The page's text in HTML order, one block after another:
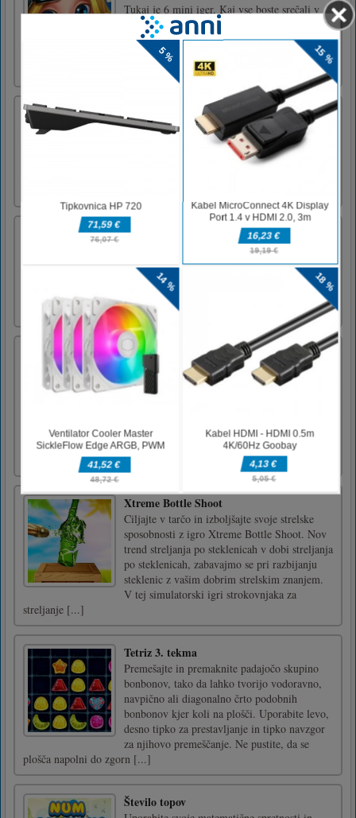
Tukaj je 6 mini iger. Kaj vse boste srečali v
kino centru in katero hrano lahko kupite.
Upam, da se boste lahko zabavali.Miško ali
tapnite za igranje
DOP Draw One Part
Fill in the incomplete figure and restore it to a
complete picture.Tap to draw.
Ubij to
Vi ste pogumni vohun, vaše ciljne naloge so
nevarni agenti in imajo pištole, vse morate
pobiti, pazite, ne ustrelite nedolžnih
pešcev.Premaknite se za cilj in tapnite za strel
Možganska uganka: Zapletene izbire
Brain Puzzle: Tricky Choices je možganska
uganka. Uporabite svoje domiselne možgane,
da rešite vse zapletene možganske uganke,
raven.Na računalniku kliknite ali povlecite
ciljne predmete za predvajanje. Na mobilnem
telefonu kliknite ali po [...]
Xtreme Bottle Shoot
Ciljajte v tarčo in izboljšajte svoje strelske
sposobnosti z igro Xtreme Bottle Shoot. Nov
trend streljanja po steklenicah v dobi streljanja
po steklenicah, zabavajmo se pri razbijanju
steklenic z vašim dobrim strelskim znanjem.
V tej simulatorski igri strokovnjaka za
streljanje [...]
Tetriz 3. tekma
Premešajte in premaknite padajočo skupino
bonbonov, tako da lahko tvorijo vodoravno,
navpično ali diagonalno črto podobnih
bonbonov kjer koli na plošči. Uporabite levo,
desno tipko za prestavljanje in tipko navzgor
za njihovo premeščanje. Ne pustite, da se
plošča napolni do zgorn [...]
Število topov